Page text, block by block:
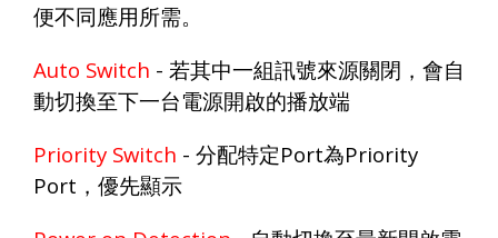
便不同應用所需。
Auto Switch - 若其中一組訊號來源關閉，會自
動切換至下一台電源開啟的播放端
Priority Switch - 分配特定Port為Priority
Port ，優先顯示